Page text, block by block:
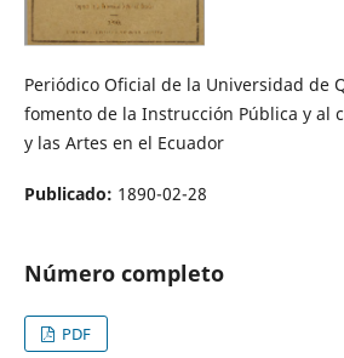
Periódico Oficial de la Universidad de
fomento de la Instrucción Pública y al
y las Artes en el Ecuador
Publicado: 1890-02-28
Número completo
PDF